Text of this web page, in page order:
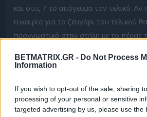
BETMATRIX.GR - Do Not Process
Information
If you wish to opt-out of the sale, sharing
processing of your personal or sensitive
targeted advertising by us, please use the
και στις 7 το απόγευμα τον τελικό. Αν
ευκαιρία για το ζευγάρι του τελικού
προγνωστικό στην στήλη με το
θα περάσουν εύκολα από
αλλά το1,62στην νίκη τους δεν
αριθμών και φόρμας των 2 ομάδων
από τις αποδόσεις αλλά υπάρχει μια